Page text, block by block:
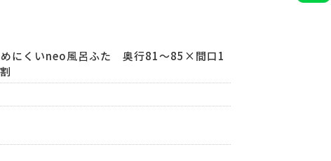
めにくいneo風呂ふた 奥行81～85×間口1